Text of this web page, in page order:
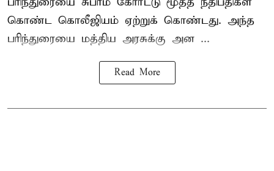
கொண்ட கொலீஜியம் ஏற்றுக் கொண்டது. அந்த
பரிந்துரையை மத்திய அரசுக்கு அன ...
Read More